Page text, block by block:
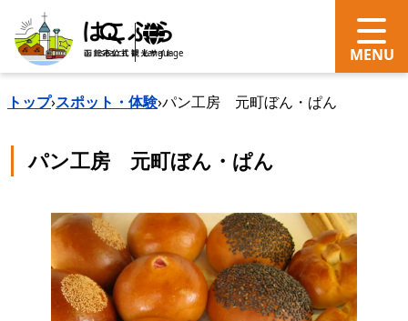
search Language
トップ›スポット・体験›パン工房 元町ぼん・ぱん
パン工房 元町ぼん・ぱん